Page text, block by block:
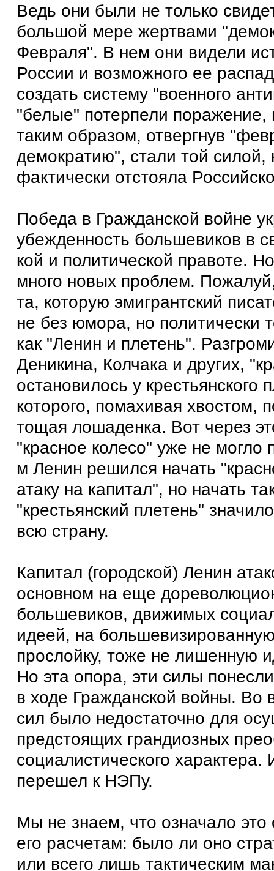
Ведь они были не только
большой мере жертвами
Февраля". В нем они видели
России и возможного ее
создать систему "военного
"белые" потерпели поражение,
таким образом, отвергнув
демократию", стали той силой,
фактически отстояла
Победа в Гражданской войне
убежденность большевиков в
кой и политической правоте.
много новых проблем.
та, которую эмигрантский
не без юмора, но политически
как "Ленин и плетень".
Деникина, Колчака и других,
остановилось у крестьянского
которого, помахивая хвостом,
тощая лошаденка. Вот через
"красное колесо" уже не могло
м Ленин решился начать
атаку на капитал", но начать
"крестьянский плетень"
всю страну.
Капитал (городской) Ленин
основном на еще
большевиков, движимых
идеей, на
прослойку, тоже не лишенную
Но эта опора, эти силы
в ходе Гражданской войны. Во
сил было недостаточно для
предстоящих грандиозных
социалистического характера.
перешел к НЭПу.
Мы не знаем, что означало это
его расчетам: было ли оно
или всего лишь тактическим